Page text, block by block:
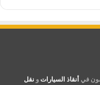
أنقاذ السيارات و نقل